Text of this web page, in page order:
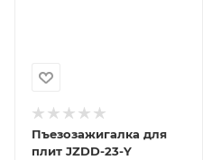
Пъезозажигалка для
плит JZDD-23-Y